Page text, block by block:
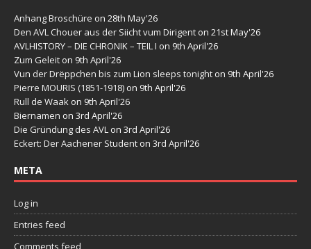
Anhang Broschüre on 28th May'26
Den AVL Chouer aus der Siicht vum Dirigent on 21st May'26
AVLHISTORY – DIE CHRONIK – TEIL I on 9th April'26
Zum Geleit on 9th April'26
Vun der Drëppchen bis zum Lion sleeps tonight on 9th April'26
Pierre MOURIS (1851-1918) on 9th April'26
Rull de Waak on 9th April'26
Biernamen on 3rd April'26
Die Gründung des AVL on 3rd April'26
Eckert: Der Aachener Student on 3rd April'26
META
Log in
Entries feed
Comments feed